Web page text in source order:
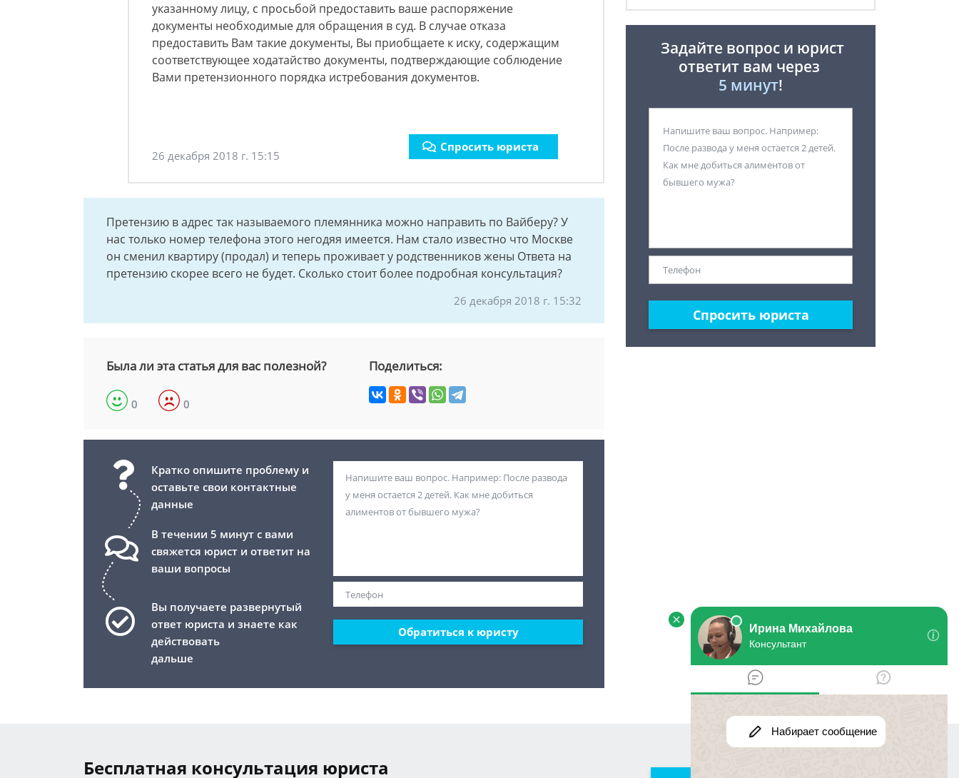
указанному лицу, с просьбой предоставить ваше распоряжение
документы необходимые для обращения в суд. В случае отказа
предоставить Вам такие документы, Вы приобщаете к иску, содержащим
соответствующее ходатайство документы, подтверждающие соблюдение
Вами претензионного порядка истребования документов.
26 декабря 2018 г. 15:15
Спросить юриста
Претензию в адрес так называемого племянника можно направить по Вайберу? У
нас только номер телефона этого негодяя имеется. Нам стало известно что Москве
он сменил квартиру (продал) и теперь проживает у родственников жены Ответа на
претензию скорее всего не будет. Сколько стоит более подробная консультация?
26 декабря 2018 г. 15:32
Была ли эта статья для вас полезной?
0 0
Поделиться:
Кратко опишите проблему и
оставьте свои контактные
данные
В течении 5 минут с вами
свяжется юрист и ответит на
ваши вопросы
Вы получаете развернутый
ответ юриста и знаете как
действовать
дальше
Обратиться к юристу
Задайте вопрос и юрист
ответит вам через
5 минут!
Спросить юриста
Бесплатная консультация юриста